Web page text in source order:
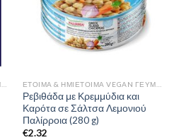
ΈΤΟΙΜΑ & ΗΜΙΈΤΟΙΜΑ VEGAN ΓΕΎΜΑΤΑ ΈΤΟΙΜΑ & ΗΜΙΈΤΟΙΜΑ VEGAN ΓΕΎΜΑΤΑ
Ρεβιθάδα με Κρεμμύδια και
Καρότα σε Σάλτσα Λεμονιού
Παλίρροια (280 g)
€2.32